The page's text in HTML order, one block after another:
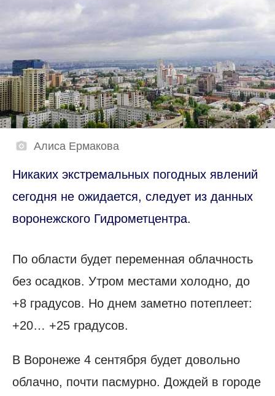
Алиса Ермакова
Никаких экстремальных погодных явлений
сегодня не ожидается, следует из данных
воронежского Гидрометцентра.
По области будет переменная облачность
без осадков. Утром местами холодно, до
+8 градусов. Но днем заметно потеплеет:
+20… +25 градусов.
В Воронеже 4 сентября будет довольно
облачно, почти пасмурно. Дождей в городе